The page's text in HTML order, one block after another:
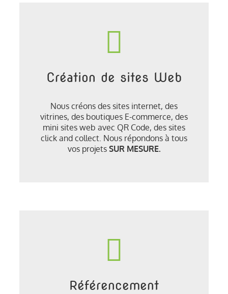
Création de sites Web
Nous créons des sites internet, des
vitrines, des boutiques E-commerce, des
mini sites web avec QR Code, des sites
click and collect. Nous répondons à tous
vos projetsSUR MESURE.
Référencement